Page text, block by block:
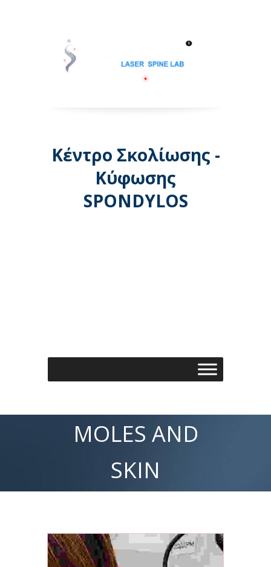
Κέντρο Σκολίωσης -
Κύφωσης
SPONDYLOS
MOLES AND
SKIN